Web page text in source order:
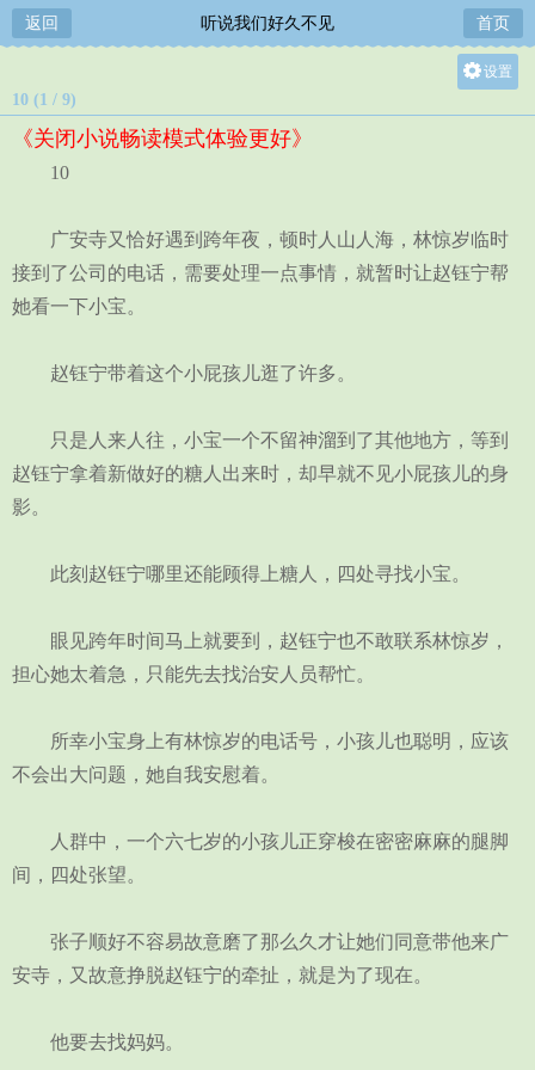
返回 听说我们好久不见 首页
设置
10 (1 / 9)
《关闭小说畅读模式体验更好》
10
广安寺又恰好遇到跨年夜，顿时人山人海，林惊岁临时
接到了公司的电话，需要处理一点事情，就暂时让赵钰宁帮
她看一下小宝。
赵钰宁带着这个小屁孩儿逛了许多。
只是人来人往，小宝一个不留神溜到了其他地方，等到
赵钰宁拿着新做好的糖人出来时，却早就不见小屁孩儿的身
影。
此刻赵钰宁哪里还能顾得上糖人，四处寻找小宝。
眼见跨年时间马上就要到，赵钰宁也不敢联系林惊岁，
担心她太着急，只能先去找治安人员帮忙。
所幸小宝身上有林惊岁的电话号，小孩儿也聪明，应该
不会出大问题，她自我安慰着。
人群中，一个六七岁的小孩儿正穿梭在密密麻麻的腿脚
间，四处张望。
张子顺好不容易故意磨了那么久才让她们同意带他来广
安寺，又故意挣脱赵钰宁的牵扯，就是为了现在。
他要去找妈妈。